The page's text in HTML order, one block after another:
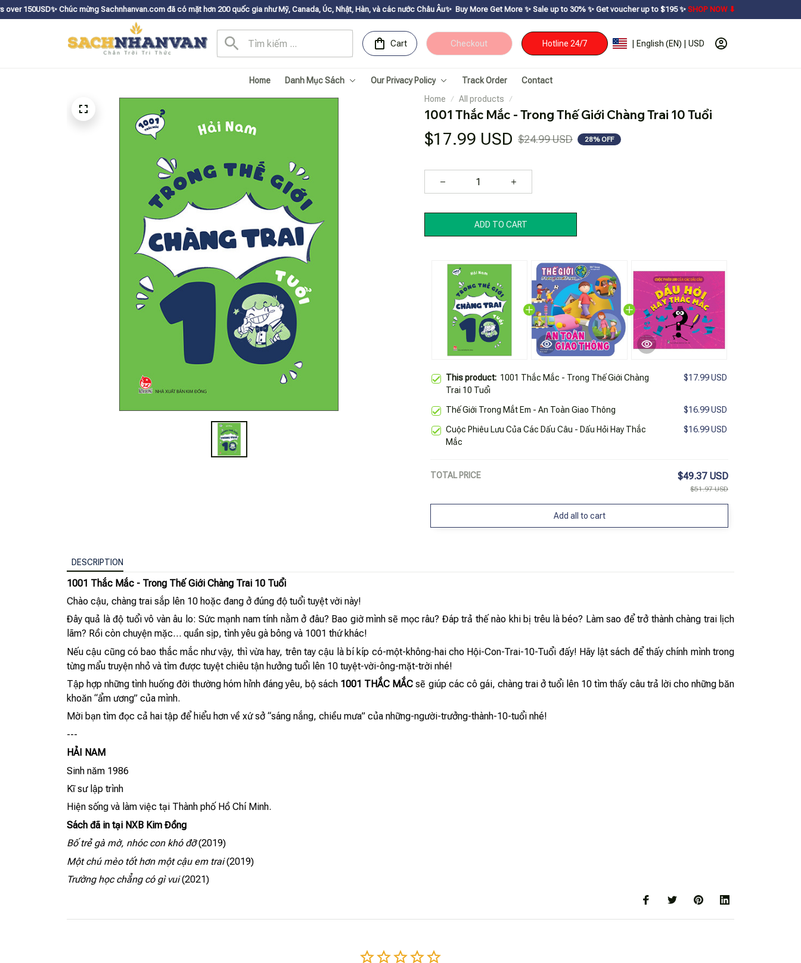
mừng Sachnhanvan.com đã có mặt hơn 200 quốc gia như Mỹ, Canada, Úc, Nhật, Hàn, và các nước Châu Âu✨ Buy More Get Moreㅤ ✨ㅤ Sale up to 30% ㅤ✨ㅤ Get voucher up to $195ㅤ ✨ㅤSHOP NOW ⬇
Cart Checkout Hotline 24/7 | English (EN) | USD
Home Danh Mục Sách Our Privacy Policy Track Order
Contact
Home
All products
1001 Thắc Mắc - Trong Thế Giới Chàng Trai 10 Tuổi
$17.99 USD $24.99 USD 28% OFF
ADD TO CART
This product: 1001 Thắc Mắc - Trong Thế Giới Chàng
Trai 10 Tuổi
$17.99 USD
Thế Giới Trong Mắt Em - An Toàn Giao Thông $16.99 USD
Cuộc Phiêu Lưu Của Các Dấu Câu - Dấu Hỏi Hay Thắc
Mắc
$16.99 USD
TOTAL PRICE $49.37 USD
$51.97 USD
Add all to cart
DESCRIPTION
1001 Thắc Mắc - Trong Thế Giới Chàng Trai 10 Tuổi
Chào cậu, chàng trai sắp lên 10 hoặc đang ở đúng độ tuổi tuyệt vời này!
Đây quả là độ tuổi vô vàn âu lo: Sức mạnh nam tính nằm ở đâu? Bao giờ mình sẽ mọc râu? Đáp trả thế nào khi bị trêu là béo? Làm sao để trở thành chàng trai lịch
lãm? Rồi còn chuyện mặc… quần sịp, tình yêu gà bông và 1001 thứ khác!
Nếu cậu cũng có bao thắc mắc như vậy, thì vừa hay, trên tay cậu là bí kíp có-một-không-hai cho Hội-Con-Trai-10-Tuổi đấy! Hãy lật sách để thấy chính mình trong
từng mẩu truyện nhỏ và tìm được tuyệt chiêu tận hưởng tuổi lên 10 tuyệt-vời-ông-mặt-trời nhé!
Tập hợp những tình huống đời thường hóm hỉnh đáng yêu, bộ sách 1001 THẮC MẮC sẽ giúp các cô gái, chàng trai ở tuổi lên 10 tìm thấy câu trả lời cho những băn
khoăn “ẩm ương” của mình.
Mời bạn tìm đọc cả hai tập để hiểu hơn về xứ sở “sáng nắng, chiều mưa” của những-người-trưởng-thành-10-tuổi nhé!
---
HẢI NAM
Sinh năm 1986
Kĩ sư lập trình
Hiện sống và làm việc tại Thành phố Hồ Chí Minh.
Sách đã in tại NXB Kim Đồng
Bố trẻ gà mờ, nhóc con khó đỡ(2019)
Một chú mèo tốt hơn một cậu em trai(2019)
Trường học chẳng có gì vui(2021)